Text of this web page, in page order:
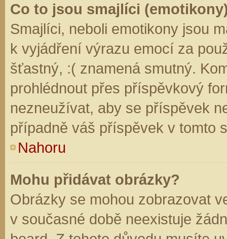
Co to jsou smajlíci
Smajlíci, neboli emotikony jsou
k vyjádření výrazu emocí za
šťastný, :( znamená smutný.
prohlédnout přes příspěvkový
nezneužívat, aby se příspěvek
případně váš příspěvek v tomto
Nahoru
Mohu přidávat obrázky?
Obrázky se mohou zobrazovat
v současné době neexistuje